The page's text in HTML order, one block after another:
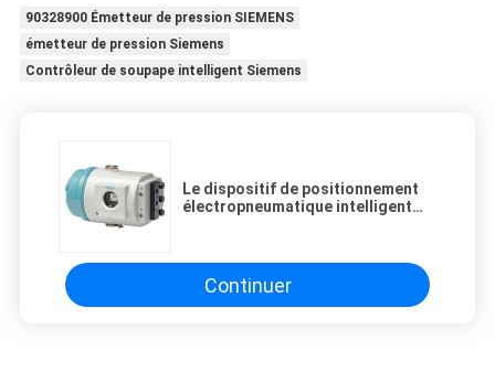
90328900 Émetteur de pression SIEMENS
émetteur de pression Siemens
Contrôleur de soupape intelligent Siemens
Le dispositif de positionnement
électropneumatique intelligent
Continuer